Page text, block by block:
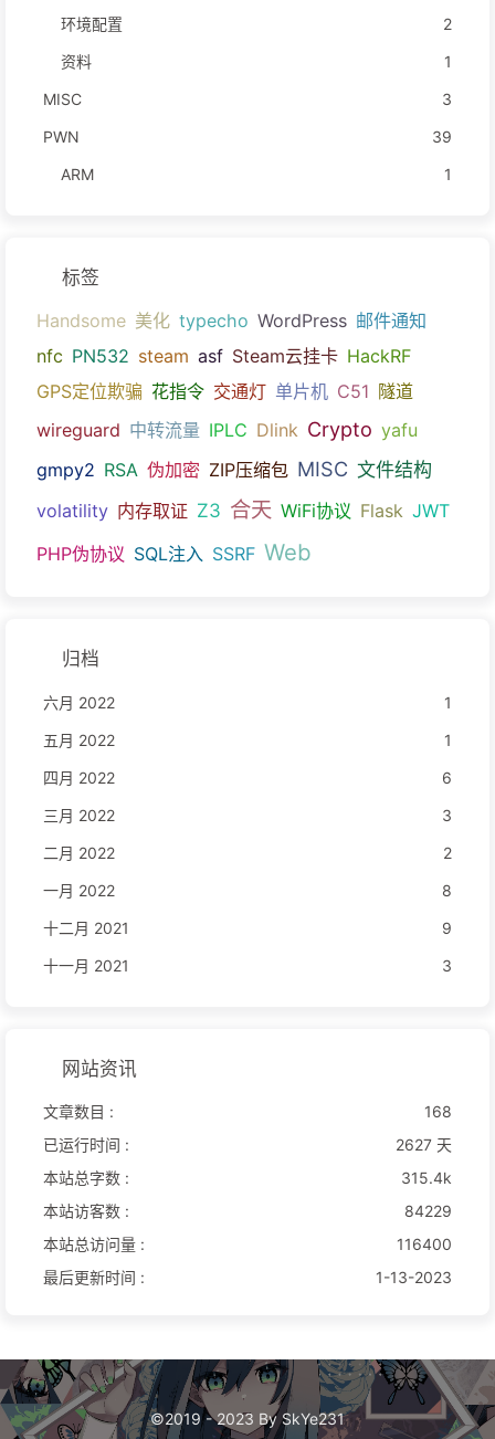
环境配置
2
资料
1
MISC
3
PWN
39
ARM
1
标签
Handsome 美化 typecho WordPress 邮件通知
nfc PN532 steam asf Steam云挂卡 HackRF
GPS定位欺骗 花指令 交通灯 单片机 C51 隧道
wireguard 中转流量 IPLC Dlink Crypto yafu
gmpy2 RSA 伪加密 ZIP压缩包 MISC 文件结构
volatility 内存取证 Z3 合天 WiFi协议 Flask JWT
PHP伪协议 SQL注入 SSRF Web
归档
六月 2022
1
五月 2022
1
四月 2022
6
三月 2022
3
二月 2022
2
一月 2022
8
十二月 2021
9
十一月 2021
3
网站资讯
文章数目 :
168
已运行时间 :
2627 天
本站总字数 :
315.4k
本站访客数 :
84229
本站总访问量 :
116400
最后更新时间 :
1-13-2023
©2019 - 2023 By SkYe231